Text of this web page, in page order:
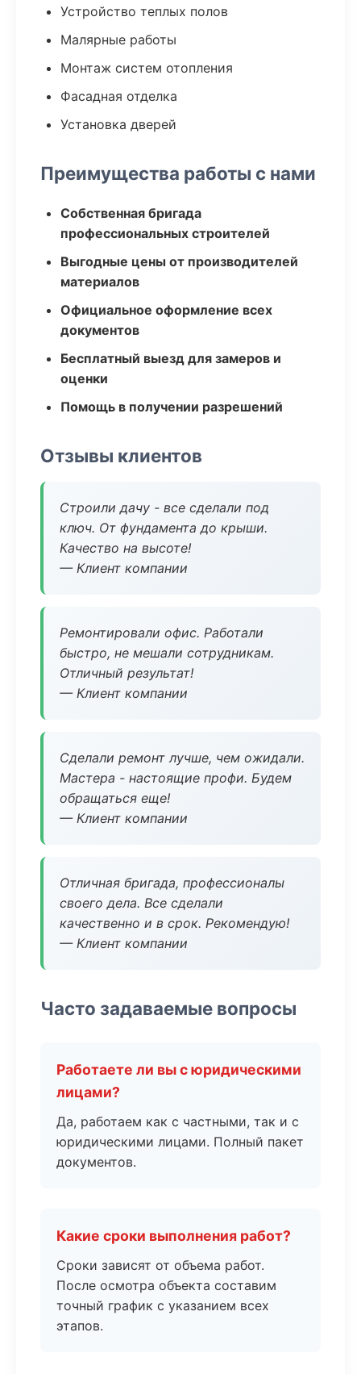
Устройство теплых полов
Малярные работы
Монтаж систем отопления
Фасадная отделка
Установка дверей
Преимущества работы с нами
Собственная бригада
профессиональных строителей
Выгодные цены от производителей
материалов
Официальное оформление всех
документов
Бесплатный выезд для замеров и
оценки
Помощь в получении разрешений
Отзывы клиентов
Строили дачу - все сделали под
ключ. От фундамента до крыши.
Качество на высоте!
— Клиент компании
Ремонтировали офис. Работали
быстро, не мешали сотрудникам.
Отличный результат!
— Клиент компании
Сделали ремонт лучше, чем ожидали.
Мастера - настоящие профи. Будем
обращаться еще!
— Клиент компании
Отличная бригада, профессионалы
своего дела. Все сделали
качественно и в срок. Рекомендую!
— Клиент компании
Часто задаваемые вопросы
Работаете ли вы с юридическими
лицами?
Да, работаем как с частными, так и с
юридическими лицами. Полный пакет
документов.
Какие сроки выполнения работ?
Сроки зависят от объема работ.
После осмотра объекта составим
точный график с указанием всех
этапов.